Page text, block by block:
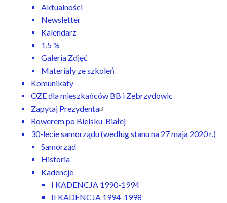
Aktualności
Newsletter
Kalendarz
1,5 %
Galeria Zdjęć
Materiały ze szkoleń
Komunikaty
OZE dla mieszkańców BB i Zebrzydowic
Zapytaj Prezydenta
Rowerem po Bielsku-Białej
30-lecie samorządu (według stanu na 27 maja 2020 r.)
Samorząd
Historia
Kadencje
I KADENCJA 1990-1994
II KADENCJA 1994-1998